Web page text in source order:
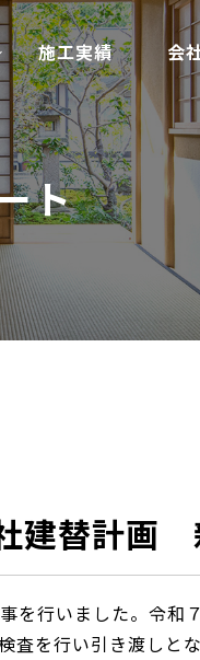
施工実績 会
ト
建替計画
を行いました。令和
査を行い引き渡しと